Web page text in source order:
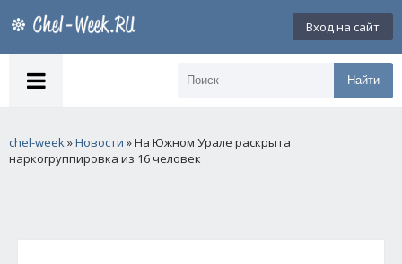
Вход на сайт
Найти
chel-week»Новости » На Южном Урале раскрыта
наркогруппировка из 16 человек